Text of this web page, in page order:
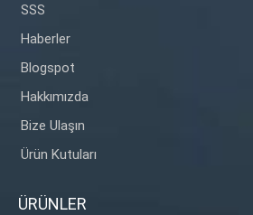
SSS
Haberler
Blogspot
Hakkımızda
Bize Ulaşın
Ürün Kutuları
ÜRÜNLER